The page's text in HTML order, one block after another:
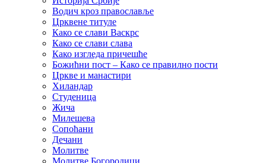
Водич кроз православље
Црквене титуле
Како се слави Васкрс
Како се слави слава
Како изгледа причешће
Божићни пост – Како се правилно пости
Цркве и манастири
Хиландар
Студеница
Жича
Милешева
Сопоћани
Дечани
Молитве
Молитве Богородици